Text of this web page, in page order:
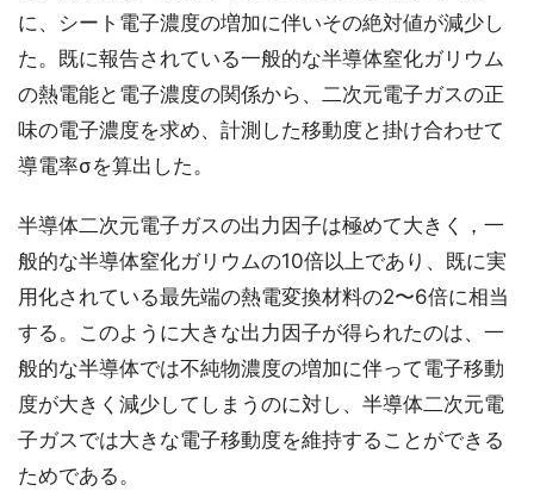
に、シート電子濃度の増加に伴いその絶対値が減少し
た。既に報告されている一般的な半導体窒化ガリウム
の熱電能と電子濃度の関係から、二次元電子ガスの正
味の電子濃度を求め、計測した移動度と掛け合わせて
導電率σを算出した。
半導体二次元電子ガスの出力因子は極めて大きく，一
般的な半導体窒化ガリウムの10倍以上であり、既に実
用化されている最先端の熱電変換材料の2〜6倍に相当
する。このように大きな出力因子が得られたのは、一
般的な半導体では不純物濃度の増加に伴って電子移動
度が大きく減少してしまうのに対し、半導体二次元電
子ガスでは大きな電子移動度を維持することができる
ためである。